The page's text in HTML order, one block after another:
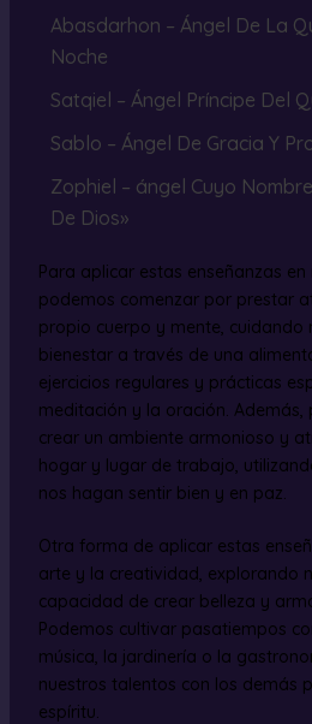
Abasdarhon – Ángel De La
Noche
Satqiel – Ángel Príncipe Del
Sablo – Ángel De Gracia Y
Zophiel – ángel Cuyo
De Dios»
Para aplicar estas enseñanzas
podemos comenzar por prestar
propio cuerpo y mente, cuidando
bienestar a través de una
ejercicios regulares y prácticas
meditación y la oración.
crear un ambiente armonioso y
hogar y lugar de trabajo,
nos hagan sentir bien y en paz.
Otra forma de aplicar estas
arte y la creatividad, explorando
capacidad de crear belleza y
Podemos cultivar pasatiempos
música, la jardinería o la
nuestros talentos con los demás
espíritu.